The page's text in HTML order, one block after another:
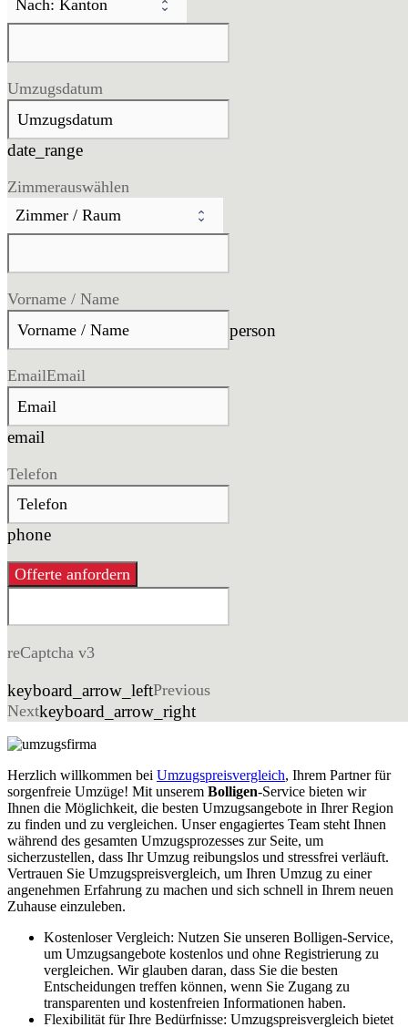
Umzugsdatum
date_range
Zimmerauswählen
Vorname / Name
person
EmailEmail
email
Telefon
phone
Offerte anfordern
reCaptcha v3
keyboard_arrow_leftPrevious
Nextkeyboard_arrow_right
Herzlich willkommen bei Umzugspreisvergleich, Ihrem Partner für
sorgenfreie Umzüge! Mit unserem Bolligen-Service bieten wir
Ihnen die Möglichkeit, die besten Umzugsangebote in Ihrer Region
zu finden und zu vergleichen. Unser engagiertes Team steht Ihnen
während des gesamten Umzugsprozesses zur Seite, um
sicherzustellen, dass Ihr Umzug reibungslos und stressfrei verläuft.
Vertrauen Sie Umzugspreisvergleich, um Ihren Umzug zu einer
angenehmen Erfahrung zu machen und sich schnell in Ihrem neuen
Zuhause einzuleben.
Kostenloser Vergleich: Nutzen Sie unseren Bolligen-Service,
um Umzugsangebote kostenlos und ohne Registrierung zu
vergleichen. Wir glauben daran, dass Sie die besten
Entscheidungen treffen können, wenn Sie Zugang zu
transparenten und kostenfreien Informationen haben.
Flexibilität für Ihre Bedürfnisse: Umzugspreisvergleich bietet